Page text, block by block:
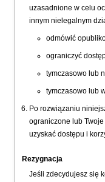
uzasadnione w celu
innym nielegalnym
odmówić
ograniczyć
tymczasowo lub
tymczasowo lub
Po rozwiązaniu
ograniczone lub
uzyskać dostępu i
Rezygnacja
Jeśli zdecydujesz się